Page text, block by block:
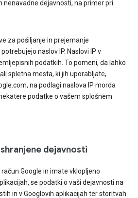
nenavadne dejavnosti, na primer pri
za pošiljanje in prejemanje
naslov IP. Naslovi IP v
podatkih. To pomeni, da lahko
spletna mesta, ki jih uporabljate,
na podlagi naslova IP morda
podatke o vašem splošnem
dejavnosti
Google in imate vklopljeno
se podatki o vaši dejavnosti na
in v Googlovih aplikacijah ter storitvah